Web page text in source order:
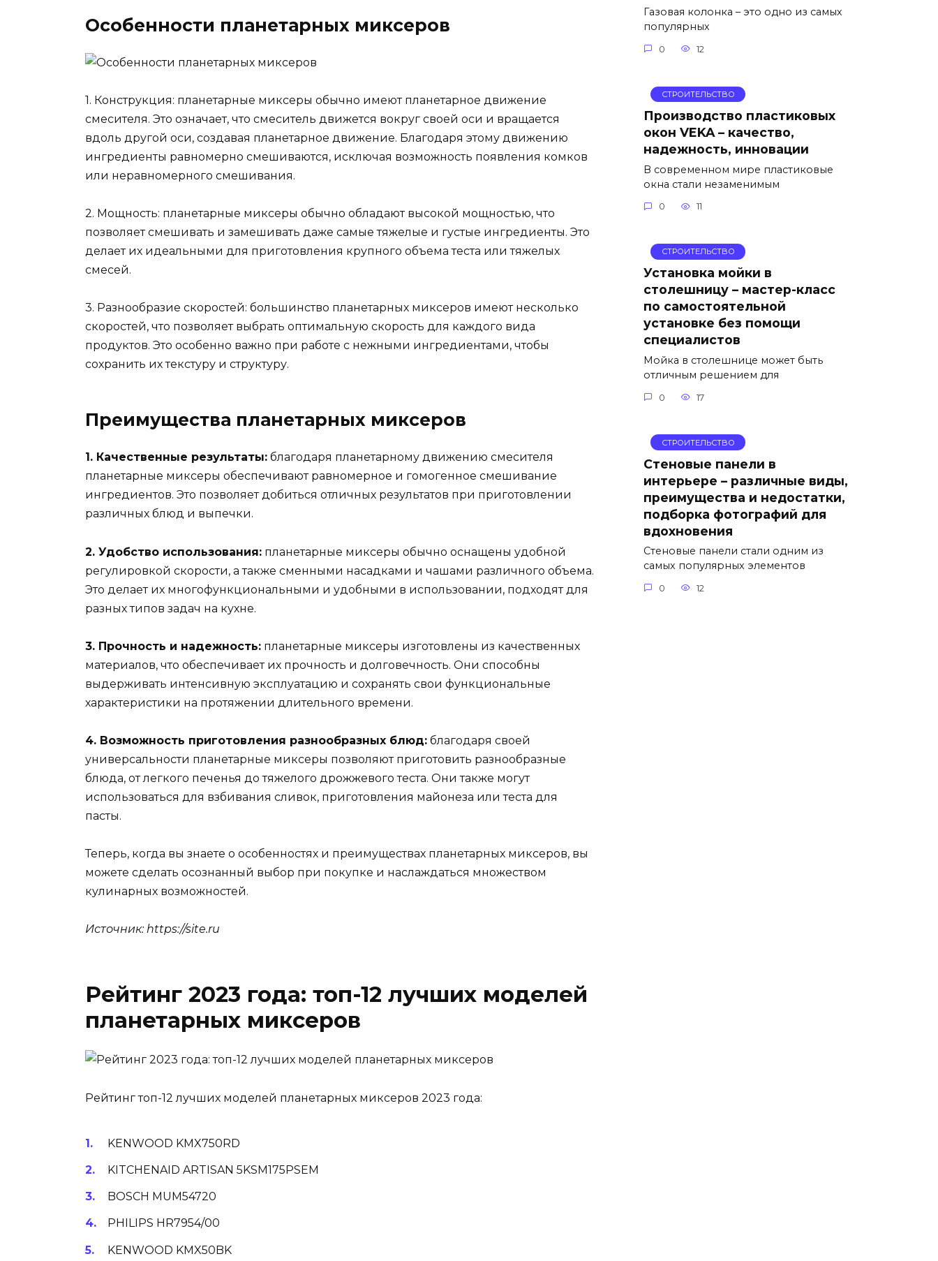
Особенности планетарных миксеров
1. Конструкция: планетарные миксеры обычно имеют планетарное движение
смесителя. Это означает, что смеситель движется вокруг своей оси и вращается
вдоль другой оси, создавая планетарное движение. Благодаря этому движению
ингредиенты равномерно смешиваются, исключая возможность появления комков
или неравномерного смешивания.
2. Мощность: планетарные миксеры обычно обладают высокой мощностью, что
позволяет смешивать и замешивать даже самые тяжелые и густые ингредиенты. Это
делает их идеальными для приготовления крупного объема теста или тяжелых
смесей.
3. Разнообразие скоростей: большинство планетарных миксеров имеют несколько
скоростей, что позволяет выбрать оптимальную скорость для каждого вида
продуктов. Это особенно важно при работе с нежными ингредиентами, чтобы
сохранить их текстуру и структуру.
Преимущества планетарных миксеров
1. Качественные результаты: благодаря планетарному движению смесителя
планетарные миксеры обеспечивают равномерное и гомогенное смешивание
ингредиентов. Это позволяет добиться отличных результатов при приготовлении
различных блюд и выпечки.
2. Удобство использования: планетарные миксеры обычно оснащены удобной
регулировкой скорости, а также сменными насадками и чашами различного объема.
Это делает их многофункциональными и удобными в использовании, подходят для
разных типов задач на кухне.
3. Прочность и надежность: планетарные миксеры изготовлены из качественных
материалов, что обеспечивает их прочность и долговечность. Они способны
выдерживать интенсивную эксплуатацию и сохранять свои функциональные
характеристики на протяжении длительного времени.
4. Возможность приготовления разнообразных блюд: благодаря своей
универсальности планетарные миксеры позволяют приготовить разнообразные
блюда, от легкого печенья до тяжелого дрожжевого теста. Они также могут
использоваться для взбивания сливок, приготовления майонеза или теста для
пасты.
Теперь, когда вы знаете о особенностях и преимуществах планетарных миксеров, вы
можете сделать осознанный выбор при покупке и наслаждаться множеством
кулинарных возможностей.
Источник: https://site.ru
Рейтинг 2023 года: топ-12 лучших моделей
планетарных миксеров
Рейтинг топ-12 лучших моделей планетарных миксеров 2023 года:
KENWOOD KMX750RD
KITCHENAID ARTISAN 5KSM175PSEM
BOSCH MUM54720
PHILIPS HR7954/00
KENWOOD KMX50BK
Газовая колонка – это одно из самых
популярных
0 12
СТРОИТЕЛЬСТВО
Производство пластиковых
окон VEKA – качество,
надежность, инновации
В современном мире пластиковые
окна стали незаменимым
0 11
СТРОИТЕЛЬСТВО
Установка мойки в
столешницу – мастер-класс
по самостоятельной
установке без помощи
специалистов
Мойка в столешнице может быть
отличным решением для
0 17
СТРОИТЕЛЬСТВО
Стеновые панели в
интерьере – различные виды,
преимущества и недостатки,
подборка фотографий для
вдохновения
Стеновые панели стали одним из
самых популярных элементов
0 12